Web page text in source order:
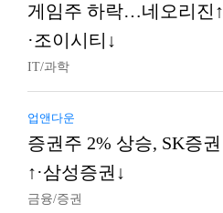
게임주 하락…네오리진↑
·조이시티↓
IT/과학
업앤다운
증권주 2% 상승, SK증권
↑·삼성증권↓
금융/증권